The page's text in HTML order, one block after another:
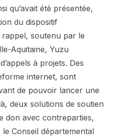
qu’avait été présentée,
du dispositif
soutenu par le
Aquitaine, Yuzu
à projets. Des
internet, sont
de pouvoir lancer une
deux solutions de soutien
don avec contreparties,
Conseil départemental